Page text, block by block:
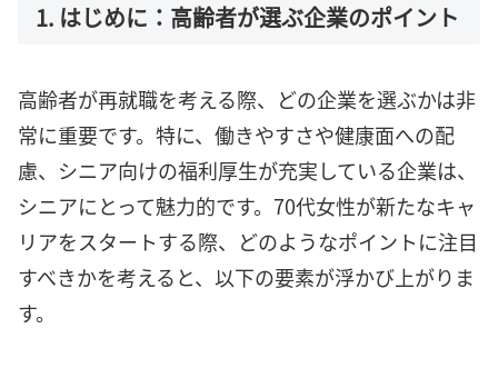
1. はじめに：高齢者が選ぶ企業のポイント
高齢者が再就職を考える際、どの企業を選ぶかは非
常に重要です。特に、働きやすさや健康面への配
慮、シニア向けの福利厚生が充実している企業は、
シニアにとって魅力的です。70代女性が新たなキャ
リアをスタートする際、どのようなポイントに注目
すべきかを考えると、以下の要素が浮かび上がりま
す。